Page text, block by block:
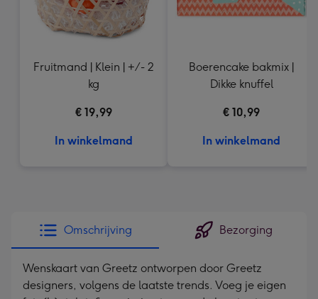
Fruitmand | Klein | +/- 2
kg
€ 19,99
In winkelmand
Boerencake bakmix |
Dikke knuffel
€ 10,99
In winkelmand
Omschrijving Bezorging
Wenskaart van Greetz ontworpen door Greetz
designers, volgens de laatste trends. Voeg je eigen